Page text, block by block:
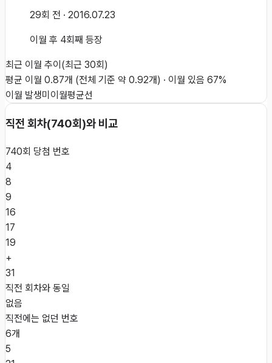
29회 전 · 2016.07.23
이월 후 4회째 등장
최근 이월 추이 (최근 30회)
평균 이월 0.87개 (전체 기준 약 0.92개) · 이월 있음 67%
이월 발생미이월평균선
직전 회차(740회)와 비교
740회 당첨 번호
4
8
9
16
17
19
+
31
직전 회차와 동일
없음
직전에는 없던 번호
6개
5